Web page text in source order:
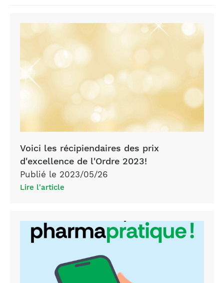
Voici les récipiendaires des prix
d'excellence de l'Ordre 2023!
Publié le 2023/05/26
Lire l'article